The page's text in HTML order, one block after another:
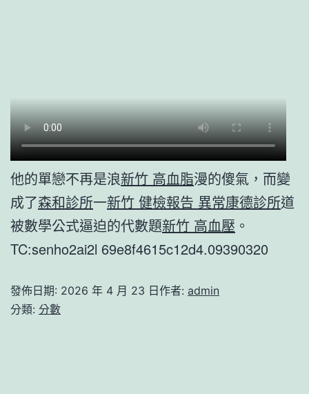
他的單戀不再是浪新竹 高血脂漫的傻氣，而變
成了森和診所一新竹 健檢報告 異常康德診所道
被數學公式逼迫的代數題新竹 高血壓 。
TC:senho2ai2l 69e8f4615c12d4.09390320
發佈日期: 2026 年 4 月 23 日作者: admin
分類: 分數